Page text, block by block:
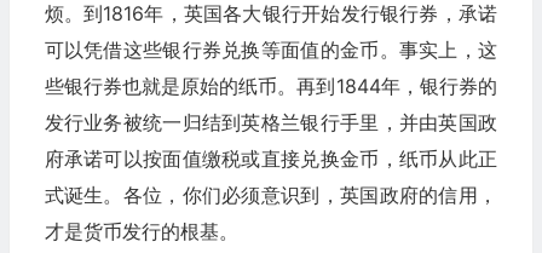
烦。到1816年，英国各大银行开始发行银行券，承诺
可以凭借这些银行券兑换等面值的金币。事实上，这
些银行券也就是原始的纸币。再到1844年，银行券的
发行业务被统一归结到英格兰银行手里，并由英国政
府承诺可以按面值缴税或直接兑换金币，纸币从此正
式诞生。各位，你们必须意识到，英国政府的信用，
才是货币发行的根基。